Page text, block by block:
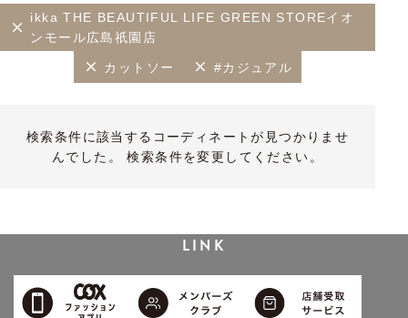
ikka THE BEAUTIFUL LIFE GREEN STOREイオ
ンモール広島祇園店
カットソー #カジュアル
検索条件に該当するコーディネートが見つかりませ
んでした。 検索条件を変更してください。
LINK